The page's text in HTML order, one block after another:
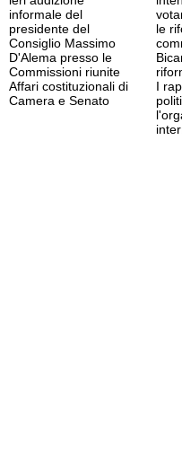
informale del
presidente del
Consiglio Massimo
D'Alema presso le
Commissioni riunite
Affari costituzionali di
Camera e Senato
le
I